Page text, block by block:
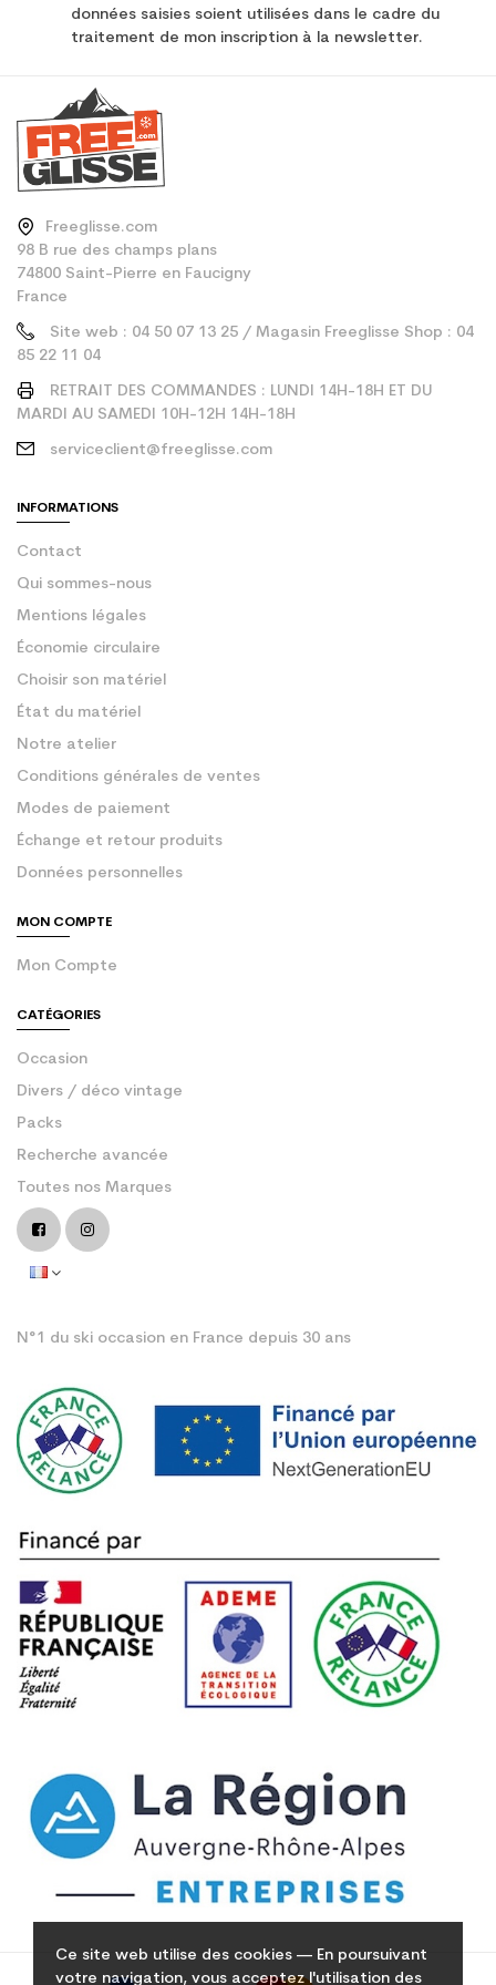
Ce site web utilise des cookies — En poursuivant
votre navigation, vous acceptez l'utilisation des
données saisies soient utilisées dans le cadre du
traitement de mon inscription à la newsletter.
Freeglisse.com
98 B rue des champs plans
74800 Saint-Pierre en Faucigny
France
Site web : 04 50 07 13 25 / Magasin Freeglisse Shop : 04
85 22 11 04
RETRAIT DES COMMANDES : LUNDI 14H-18H ET DU
MARDI AU SAMEDI 10H-12H 14H-18H
serviceclient@freeglisse.com
INFORMATIONS
Contact
Qui sommes-nous
Mentions légales
Économie circulaire
Choisir son matériel
État du matériel
Notre atelier
Conditions générales de ventes
Modes de paiement
Échange et retour produits
Données personnelles
MON COMPTE
Mon Compte
CATÉGORIES
Occasion
Divers / déco vintage
Packs
Recherche avancée
Toutes nos Marques
N°1 du ski occasion en France depuis 30 ans